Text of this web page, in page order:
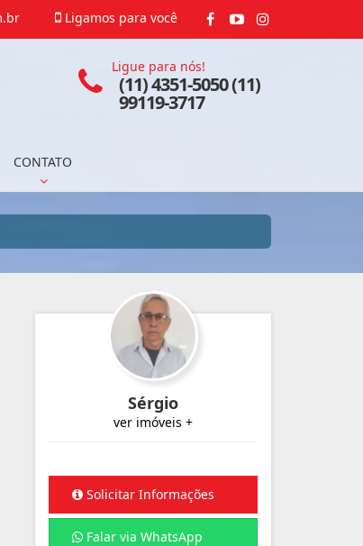
Ligamos para você
CONTATO
Ligue para nós!
(11) 4351-5050 (11)
99119-3717
Sérgio
ver imóveis +
Solicitar Informações
Falar via WhatsApp